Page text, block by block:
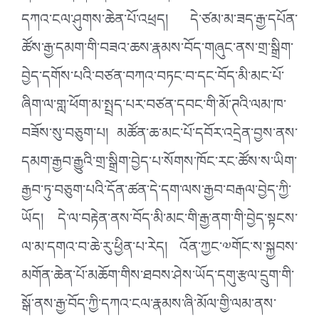
དཀའ་ངལ་ཤུགས་ཆེན་པོ་འཕྲད། དེ་ཙམ་མ་ཟད་རྒྱ་དཔོན་
ཚོས་རྒྱ་དམག་གི་བཟའ་ཆས་རྣམས་བོད་གཞུང་ནས་གྲ་སྒྲིག་
བྱེད་དགོས་པའི་བཙན་བཀའ་བཏང་བ་དང་བོད་མི་མང་པོ་
ཞིག་ལ་གླ་ཕོག་མ་སྤྲད་པར་བཙན་དབང་གི་མོ་ཊའི་ལམ་ཁ་
བཟོས་སུ་བཅུག་པ། མཚོན་ཆ་མང་པོ་དབོར་འདྲེན་བྱས་ནས་
དམག་རྒྱབ་རྒྱུའི་གྲ་སྒྲིག་བྱེད་པ་སོགས་ཁོང་རང་ཚོས་ས་ཡིག་
རྒྱབ་ཏུ་བཅུག་པའི་དོན་ཚན་དེ་དག་ལས་རྒྱབ་བརྒལ་བྱེད་ཀྱི་
ཡོད། དེ་ལ་བརྟེན་ནས་བོད་མི་མང་གི་རྒྱ་ནག་གི་བྱེད་སྟངས་
ལ་མ་དགའ་བ་ཆེ་རུ་ཕྱིན་པ་རེད། འོན་ཀྱང་༧གོང་ས་སྐྱབས་
མགོན་ཆེན་པོ་མཆོག་གིས་ཐབས་ཤེས་ཡོད་དགུ་རྩལ་དྲུག་གི་
སྒོ་ནས་རྒྱ་བོད་ཀྱི་དཀའ་ངལ་རྣམས་ཞི་མོལ་གྱི་ལམ་ནས་